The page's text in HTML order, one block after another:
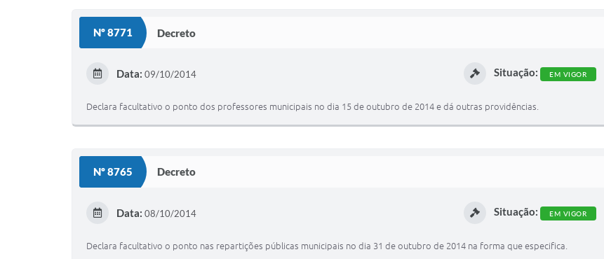
Nº 8771 Decreto
Data: 09/10/2014 Situação: EM VIGOR
Declara facultativo o ponto dos professores municipais no dia 15 de outubro de 2014 e dá outras providências.
Nº 8765 Decreto
Data: 08/10/2014 Situação: EM VIGOR
Declara facultativo o ponto nas repartições públicas municipais no dia 31 de outubro de 2014 na forma que especifica.